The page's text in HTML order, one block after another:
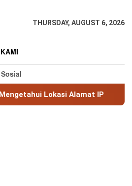
THURSDAY, AUGUST 6, 2026
Alamat IP MaxMind